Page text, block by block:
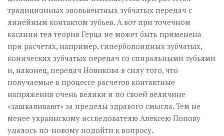
традиционных эвольвентных зубчатых передач с
линейным контактом зубьев. А вот при точечном
касании тел теория Герца не может быть применена
при расчетах, например, гиперболоидных зубчатых,
конических зубчатых передач со спиральными зубьями
и, наконец, передач Новикова в силу того, что
получаемые в процессе расчетов контактные
напряжения очень велики и по своей величине
«зашкаливают» за пределы здравого смысла. Тем не
менее украинскому исследователю Алексею Попову
удалось по-новому подойти к вопросу.